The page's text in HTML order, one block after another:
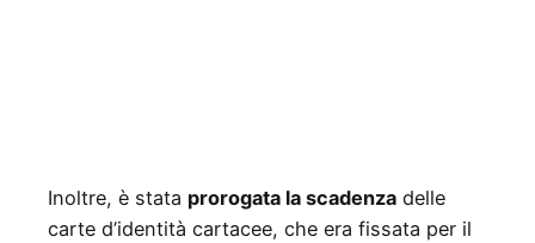
Inoltre, è stata prorogata la scadenza delle
carte d’identità cartacee, che era fissata per il